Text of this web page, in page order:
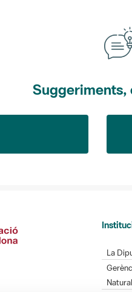
Suggeriments,
La